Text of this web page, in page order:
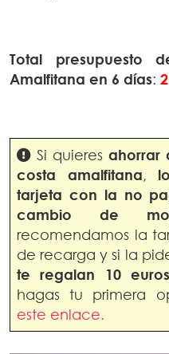
Total
presupuesto
Amalfitana en 6 días:
Si quieresahorrar
costa amalfitana,
tarjeta con la no
cambio de
recomendamos la
de recarga y si la
te regalan 10
hagas tu primera
este enlace.